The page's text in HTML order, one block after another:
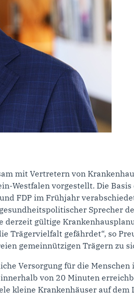
mit Vertretern von
Westfalen vorgestellt. Die Basis
FDP im Frühjahr
Sprecher
derzeit gültige
gefährdet“, so
gemeinnützigen Trägern zu
Versorgung für die
von 20 Minuten
kleine Krankenhäuser auf